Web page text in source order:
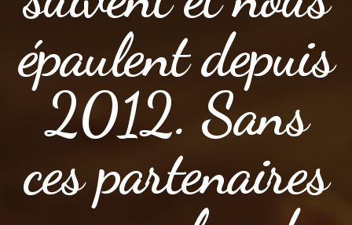
épaulent depuis
2012. Sans
ces partenaires